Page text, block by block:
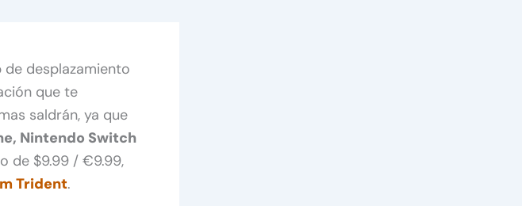
de desplazamiento
que te
saldrán, ya que
Nintendo Switch
de $9.99 / €9.99,
Trident.